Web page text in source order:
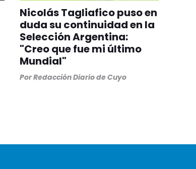
Nicolás Tagliafico puso en
duda su continuidad en la
Selección Argentina:
"Creo que fue mi último
Mundial"
PorRedacción Diario de Cuyo